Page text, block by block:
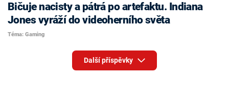
Bičuje nacisty a pátrá po artefaktu. Indiana
Jones vyráží do videoherního světa
Téma: Gaming
Další příspěvky